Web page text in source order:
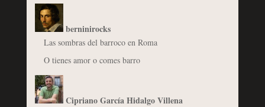
berninirocks
Las sombras del barroco en Roma
O tienes amor o comes barro
Cipriano García Hidalgo Villena